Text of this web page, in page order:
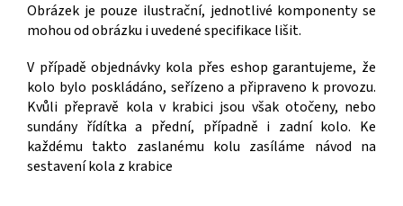
Obrázek je pouze ilustrační, jednotlivé komponenty se
mohou od obrázku i uvedené specifikace lišit.
V případě objednávky kola přes eshop garantujeme, že
kolo bylo poskládáno, seřízeno a připraveno k provozu.
Kvůli přepravě kola v krabici jsou však otočeny, nebo
sundány řídítka a přední, případně i zadní kolo. Ke
každému takto zaslanému kolu zasíláme návod na
sestavení kola z krabice